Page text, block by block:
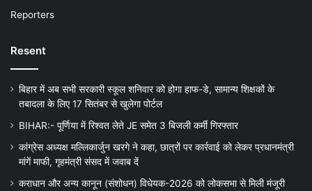
Reporters
Resent
बिहार में अब सभी सरकारी स्कूल शनिवार को होगा हाफ-डे, सामान्य शिक्षकों के
तबादला के लिए 17 सितंबर से खुलेगा पोर्टल
BIHAR:- पूर्णिया में रिश्वत लेते JE समेत 3 बिजली कर्मी गिरफ्तार
कांग्रेस अध्यक्ष मल्लिकार्जुन खरगे ने कहा, छात्रों पर कार्रवाई को लेकर प्रधानमंत्री
मांगें माफी, गृहमंत्री संसद में जवाब दें
कराधान और अन्य कानून (संशोधन) विधेयक-2026 को लोकसभा से मिली मंजूरी